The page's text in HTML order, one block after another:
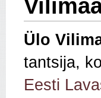
Ülo
tantsija,
Eesti